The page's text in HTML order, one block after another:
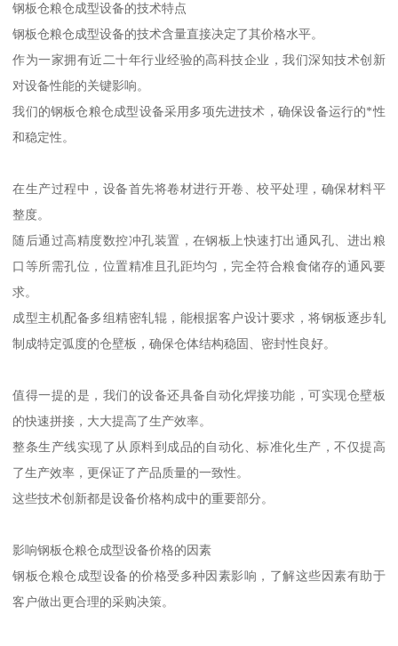
钢板仓粮仓成型设备的技术特点
钢板仓粮仓成型设备的技术含量直接决定了其价格水平。
作为一家拥有近二十年行业经验的高科技企业，我们深知技术创新
对设备性能的关键影响。
我们的钢板仓粮仓成型设备采用多项先进技术，确保设备运行的*性
和稳定性。
在生产过程中，设备首先将卷材进行开卷、校平处理，确保材料平
整度。
随后通过高精度数控冲孔装置，在钢板上快速打出通风孔、进出粮
口等所需孔位，位置精准且孔距均匀，完全符合粮食储存的通风要
求。
成型主机配备多组精密轧辊，能根据客户设计要求，将钢板逐步轧
制成特定弧度的仓壁板，确保仓体结构稳固、密封性良好。
值得一提的是，我们的设备还具备自动化焊接功能，可实现仓壁板
的快速拼接，大大提高了生产效率。
整条生产线实现了从原料到成品的自动化、标准化生产，不仅提高
了生产效率，更保证了产品质量的一致性。
这些技术创新都是设备价格构成中的重要部分。
影响钢板仓粮仓成型设备价格的因素
钢板仓粮仓成型设备的价格受多种因素影响，了解这些因素有助于
客户做出更合理的采购决策。